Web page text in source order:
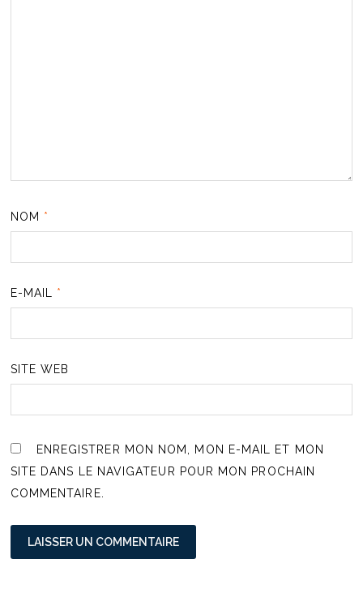
NOM *
E-MAIL *
SITE WEB
ENREGISTRER MON NOM, MON E-MAIL ET MON
SITE DANS LE NAVIGATEUR POUR MON PROCHAIN
COMMENTAIRE.